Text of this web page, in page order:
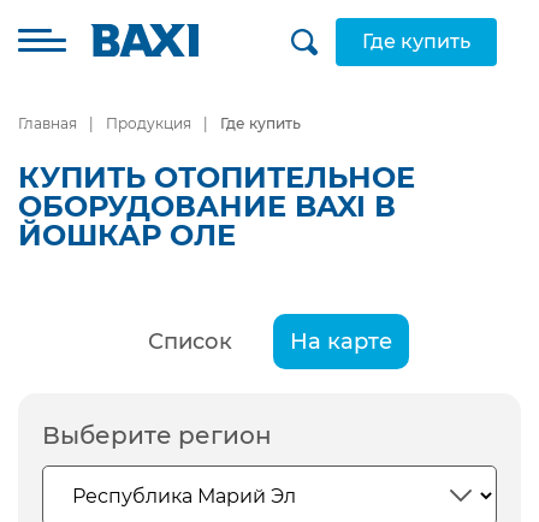
Где купить
Главная Продукция Где купить
КУПИТЬ ОТОПИТЕЛЬНОЕ
ОБОРУДОВАНИЕ BAXI В
ЙОШКАР ОЛЕ
Список На карте
Выберите регион